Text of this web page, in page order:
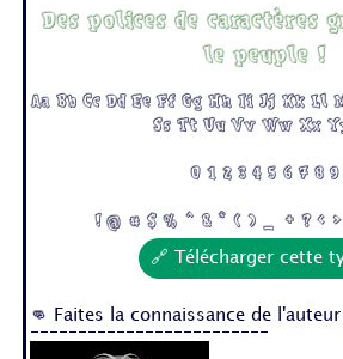
Des polices de caractères
le peuple !
Aa Bb Cc Dd Ee Ff Gg Hh Ii Jj Kk Ll
Ss Tt Uu Vv Ww Xx
0 1 2 3 4 5 6 7 8 9
! @ # $ % ^ & * ( ) _ + ? <
🔗 Télécharger cette
👊 Faites la connaissance de
-------------------------